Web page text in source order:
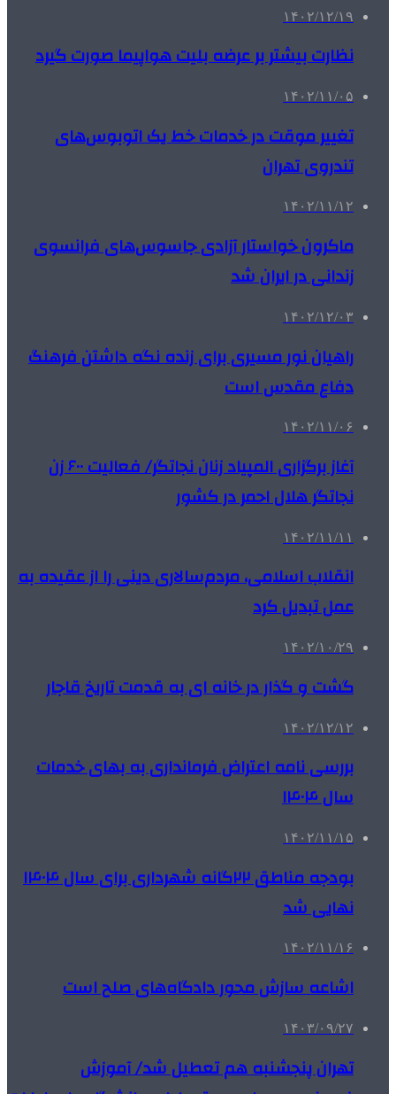
۱۴۰۲/۱۲/۱۹
نظارت بیشتر بر عرضه بلیت هواپیما صورت گیرد
۱۴۰۲/۱۱/۰۵
تغییر موقت در خدمات خط یک اتوبوس‌های
تندروی تهران
۱۴۰۲/۱۱/۱۲
ماکرون خواستار آزادی جاسوس‌های فرانسوی
زندانی در ایران شد
۱۴۰۲/۱۲/۰۳
راهیان نور مسیری برای زنده نگه داشتن فرهنگ
دفاع مقدس است
۱۴۰۲/۱۱/۰۶
آغاز برگزاری المپیاد زنان نجاتگر/ فعالیت ۶۰۰ زن
نجاتگر هلال احمر در کشور
۱۴۰۲/۱۱/۱۱
انقلاب اسلامی، مردم‌سالاری دینی را از عقیده به
عمل تبدیل کرد
۱۴۰۲/۱۰/۲۹
گشت و گذار در خانه ای به قدمت تاریخ قاجار
۱۴۰۲/۱۲/۱۲
بررسی نامه اعتراض فرمانداری به بهای خدمات
سال ۱۴۰۴
۱۴۰۲/۱۱/۱۵
بودجه مناطق ۲۲گانه شهرداری برای سال ۱۴۰۴
نهایی شد
۱۴۰۲/۱۱/۱۶
اشاعه سازش محور دادگاه‌های صلح است
۱۴۰۳/۰۹/۲۷
تهران پنجشنبه هم تعطیل شد/ آموزش